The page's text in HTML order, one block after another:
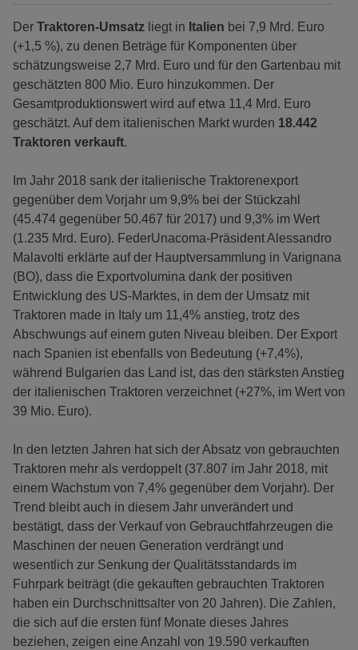
Der Traktoren-Umsatz liegt in Italien bei 7,9 Mrd. Euro
(+1,5 %), zu denen Beträge für Komponenten über
schätzungsweise 2,7 Mrd. Euro und für den Gartenbau mit
geschätzten 800 Mio. Euro hinzukommen. Der
Gesamtproduktionswert wird auf etwa 11,4 Mrd. Euro
geschätzt. Auf dem italienischen Markt wurden 18.442
Traktoren verkauft.
Im Jahr 2018 sank der italienische Traktorenexport
gegenüber dem Vorjahr um 9,9% bei der Stückzahl
(45.474 gegenüber 50.467 für 2017) und 9,3% im Wert
(1.235 Mrd. Euro). FederUnacoma-Präsident Alessandro
Malavolti erklärte auf der Hauptversammlung in Varignana
(BO), dass die Exportvolumina dank der positiven
Entwicklung des US-Marktes, in dem der Umsatz mit
Traktoren made in Italy um 11,4% anstieg, trotz des
Abschwungs auf einem guten Niveau bleiben. Der Export
nach Spanien ist ebenfalls von Bedeutung (+7,4%),
während Bulgarien das Land ist, das den stärksten Anstieg
der italienischen Traktoren verzeichnet (+27%, im Wert von
39 Mio. Euro).
In den letzten Jahren hat sich der Absatz von gebrauchten
Traktoren mehr als verdoppelt (37.807 im Jahr 2018, mit
einem Wachstum von 7,4% gegenüber dem Vorjahr). Der
Trend bleibt auch in diesem Jahr unverändert und
bestätigt, dass der Verkauf von Gebrauchtfahrzeugen die
Maschinen der neuen Generation verdrängt und
wesentlich zur Senkung der Qualitätsstandards im
Fuhrpark beiträgt (die gekauften gebrauchten Traktoren
haben ein Durchschnittsalter von 20 Jahren). Die Zahlen,
die sich auf die ersten fünf Monate dieses Jahres
beziehen, zeigen eine Anzahl von 19.590 verkauften